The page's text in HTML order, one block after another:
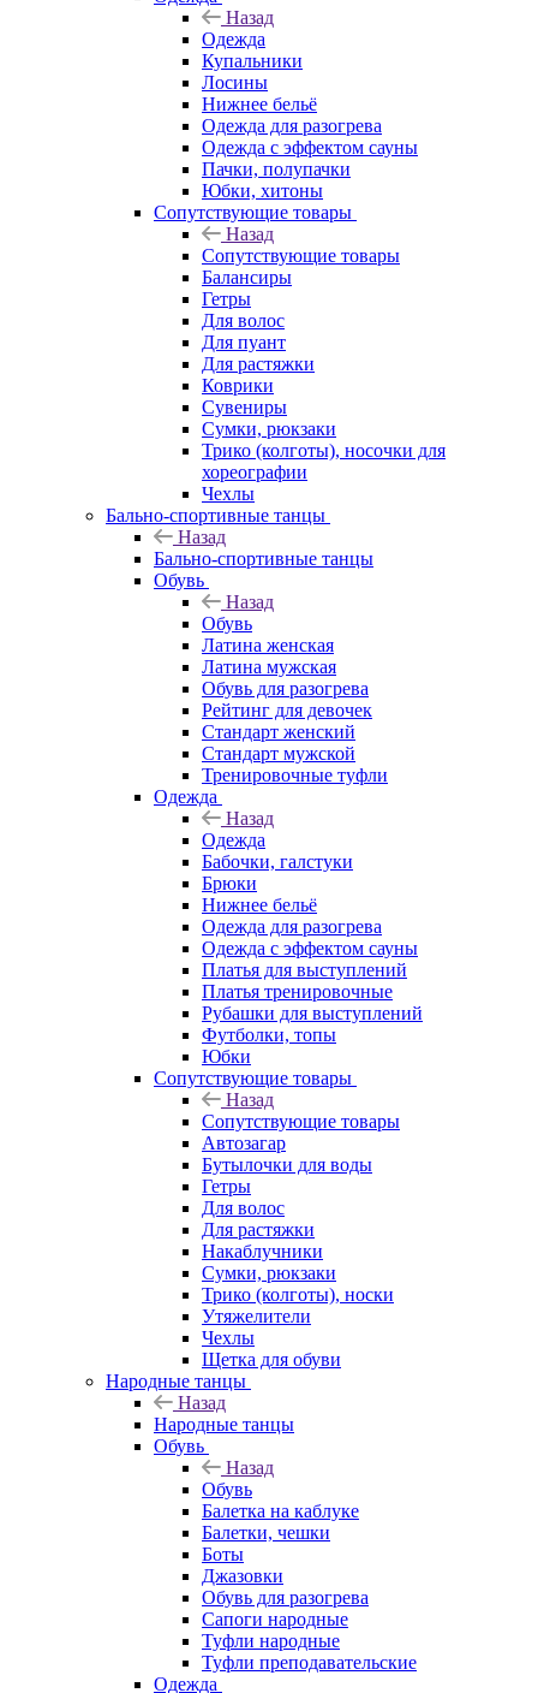
Назад
Одежда
Купальники
Лосины
Нижнее бельё
Одежда для разогрева
Одежда с эффектом сауны
Пачки, полупачки
Юбки, хитоны
Сопутствующие товары
Назад
Сопутствующие товары
Балансиры
Гетры
Для волос
Для пуант
Для растяжки
Коврики
Сувениры
Сумки, рюкзаки
Трико (колготы), носочки для
хореографии
Чехлы
Бально-спортивные танцы
Назад
Бально-спортивные танцы
Обувь
Назад
Обувь
Латина женская
Латина мужская
Обувь для разогрева
Рейтинг для девочек
Стандарт женский
Стандарт мужской
Тренировочные туфли
Одежда
Назад
Одежда
Бабочки, галстуки
Брюки
Нижнее бельё
Одежда для разогрева
Одежда с эффектом сауны
Платья для выступлений
Платья тренировочные
Рубашки для выступлений
Футболки, топы
Юбки
Сопутствующие товары
Назад
Сопутствующие товары
Автозагар
Бутылочки для воды
Гетры
Для волос
Для растяжки
Накаблучники
Сумки, рюкзаки
Трико (колготы), носки
Утяжелители
Чехлы
Щетка для обуви
Народные танцы
Назад
Народные танцы
Обувь
Назад
Обувь
Балетка на каблуке
Балетки, чешки
Боты
Джазовки
Обувь для разогрева
Сапоги народные
Туфли народные
Туфли преподавательские
Одежда